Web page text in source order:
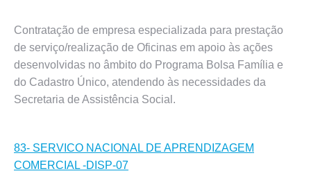
Contratação de empresa especializada para prestação
de serviço/realização de Oficinas em apoio às ações
desenvolvidas no âmbito do Programa Bolsa Família e
do Cadastro Único, atendendo às necessidades da
Secretaria de Assistência Social.
83- SERVICO NACIONAL DE APRENDIZAGEM
COMERCIAL -DISP-07